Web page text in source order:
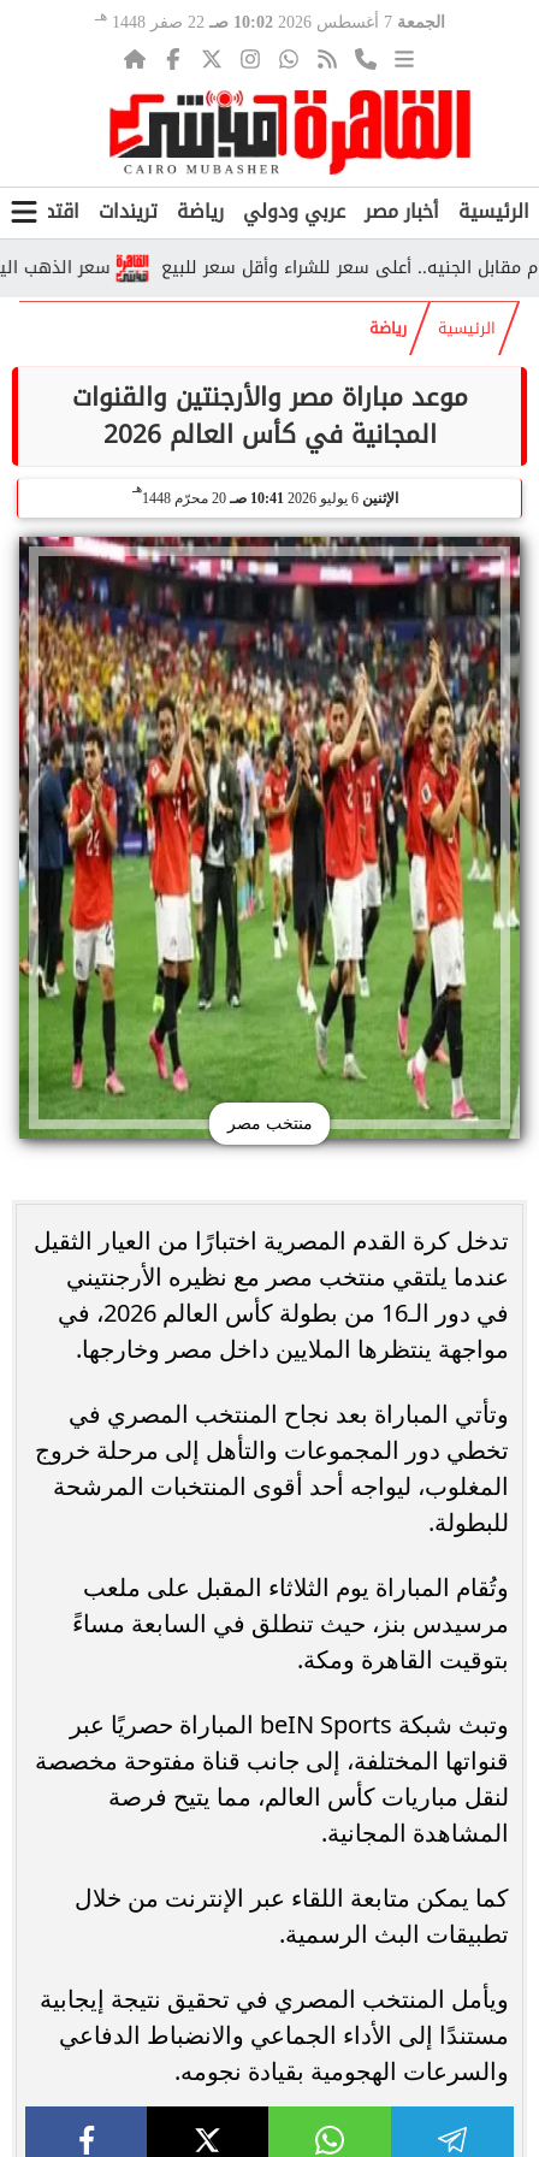
الجمعة 7 أغسطس 2026 10:02 صـ 22 صفر 1448 هـ
الرئيسية أخبار مصر عربي ودولي رياضة تريندات اقتصاد
سعر الذهب اليوم.. الجنيه.. أعلى سعر للشراء وأقل سعر للبيع
الرئيسية رياضة
موعد مباراة مصر والأرجنتين والقنوات
المجانية في كأس العالم 2026
الإثنين 6 يوليو 2026 10:41 صـ 20 محرّم 1448
هـ
منتخب مصر
تدخل كرة القدم المصرية اختبارًا من العيار الثقيل
عندما يلتقي منتخب مصر مع نظيره الأرجنتيني
في دور الـ16 من بطولة كأس العالم 2026، في
مواجهة ينتظرها الملايين داخل مصر وخارجها.
وتأتي المباراة بعد نجاح المنتخب المصري في
تخطي دور المجموعات والتأهل إلى مرحلة خروج
المغلوب، ليواجه أحد أقوى المنتخبات المرشحة
للبطولة.
وتُقام المباراة يوم الثلاثاء المقبل على ملعب
مرسيدس بنز، حيث تنطلق في السابعة مساءً
بتوقيت القاهرة ومكة.
وتبث شبكة beIN Sports المباراة حصريًا عبر
قنواتها المختلفة، إلى جانب قناة مفتوحة مخصصة
لنقل مباريات كأس العالم، مما يتيح فرصة
المشاهدة المجانية.
كما يمكن متابعة اللقاء عبر الإنترنت من خلال
تطبيقات البث الرسمية.
ويأمل المنتخب المصري في تحقيق نتيجة إيجابية
مستندًا إلى الأداء الجماعي والانضباط الدفاعي
والسرعات الهجومية بقيادة نجومه.